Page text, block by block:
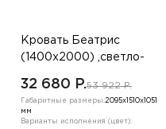
Кровать Беатрис
(1400х2000) ,светло-
32 680 P.53 922 P.
Габаритные размеры:2095х1510х1051
мм
Варианты исполнения (цвет):